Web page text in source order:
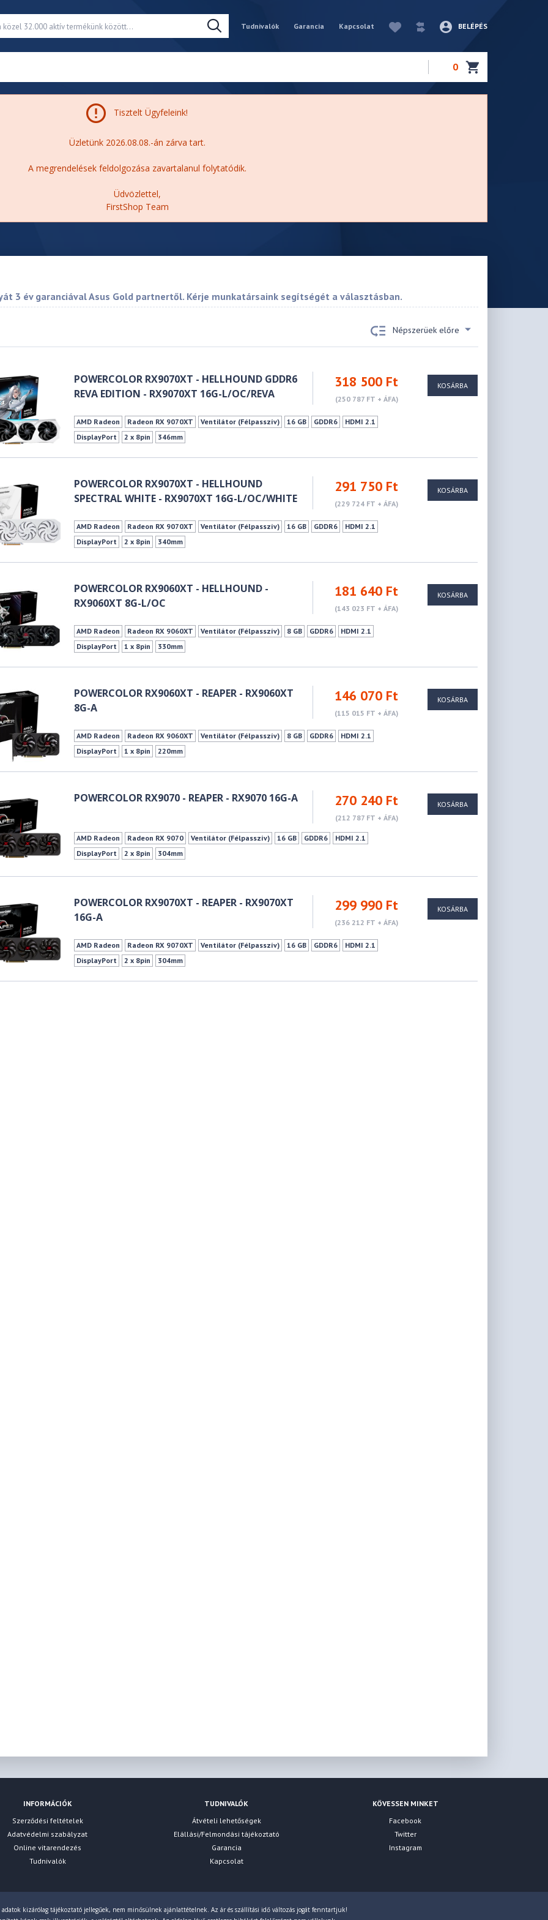
Tudnivalók Garancia Kapcsolat BELÉPÉS
0
Tisztelt Ügyfeleink!
Üzletünk 2026.08.08.-án zárva tart.
A megrendelések feldolgozása zavartalanul folytatódik.
Üdvözlettel,
FirstShop Team
3 év garanciával Asus Gold partnertől. Kérje munkatársaink segítségét a választásban.
Népszerüek előre
POWERCOLOR RX9070XT - HELLHOUND GDDR6
REVA EDITION - RX9070XT 16G-L/OC/REVA
318 500 Ft
(250 787 FT + ÁFA)
AMD Radeon Radeon RX 9070XT Ventilátor (Félpasszív) 16 GB GDDR6
HDMI 2.1
DisplayPort
2 x 8pin 346mm
KOSÁRBA
POWERCOLOR RX9070XT - HELLHOUND
SPECTRAL WHITE - RX9070XT 16G-L/OC/WHITE
291 750 Ft
(229 724 FT + ÁFA)
AMD Radeon Radeon RX 9070XT Ventilátor (Félpasszív) 16 GB GDDR6
HDMI 2.1
DisplayPort
2 x 8pin 340mm
KOSÁRBA
POWERCOLOR RX9060XT - HELLHOUND -
RX9060XT 8G-L/OC
181 640 Ft
(143 023 FT + ÁFA)
AMD Radeon Radeon RX 9060XT Ventilátor (Félpasszív) 8 GB GDDR6
HDMI 2.1
DisplayPort
1 x 8pin 330mm
KOSÁRBA
POWERCOLOR RX9060XT - REAPER - RX9060XT
8G-A
146 070 Ft
(115 015 FT + ÁFA)
AMD Radeon Radeon RX 9060XT Ventilátor (Félpasszív) 8 GB GDDR6
HDMI 2.1
DisplayPort
1 x 8pin 220mm
KOSÁRBA
POWERCOLOR RX9070 - REAPER - RX9070 16G-A 270 240 Ft
(212 787 FT + ÁFA)
AMD Radeon Radeon RX 9070 Ventilátor (Félpasszív) 16 GB GDDR6
HDMI 2.1
DisplayPort
2 x 8pin 304mm
KOSÁRBA
POWERCOLOR RX9070XT - REAPER - RX9070XT
16G-A
299 990 Ft
(236 212 FT + ÁFA)
AMD Radeon Radeon RX 9070XT Ventilátor (Félpasszív) 16 GB GDDR6
HDMI 2.1
DisplayPort
2 x 8pin 304mm
KOSÁRBA
INFORMÁCIÓK
Szerződési feltételek
Adatvédelmi szabályzat
Online vitarendezés
Tudnivalók
TUDNIVALÓK
Átvételi lehetőségek
Elállási/Felmondási tájékoztató
Garancia
Kapcsolat
KÖVESSEN MINKET
Facebook
Twitter
Instagram
kizárólag tájékoztató jellegűek, nem minősülnek ajánlattételnek. Az ár és szállítási idő változás jogát fenntartjuk!